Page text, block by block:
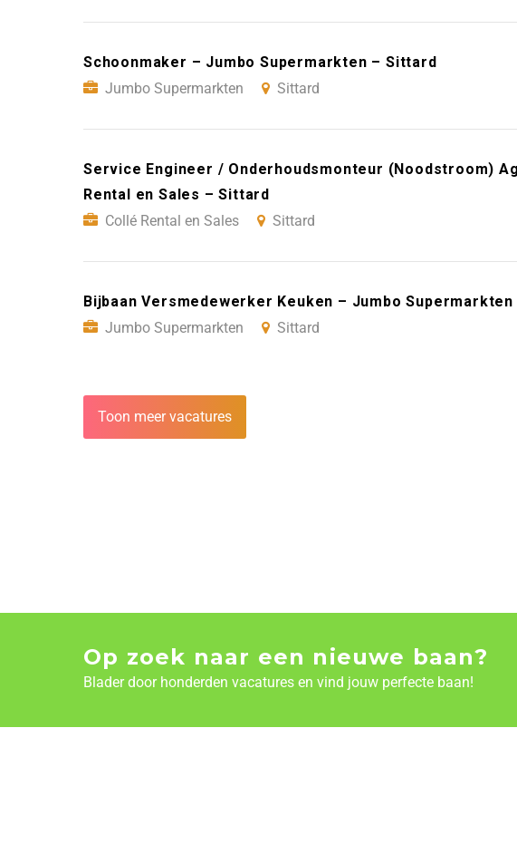
Schoonmaker – Jumbo Supermarkten – Sittard
Jumbo Supermarkten
Sittard
Service Engineer / Onderhoudsmonteur (Noodstroom)
Rental en Sales – Sittard
Collé Rental en Sales
Sittard
Bijbaan Versmedewerker Keuken – Jumbo
Jumbo Supermarkten
Sittard
Toon meer vacatures
Op zoek naar een nieuwe baan?
Blader door honderden vacatures en vind jouw perfecte baan!